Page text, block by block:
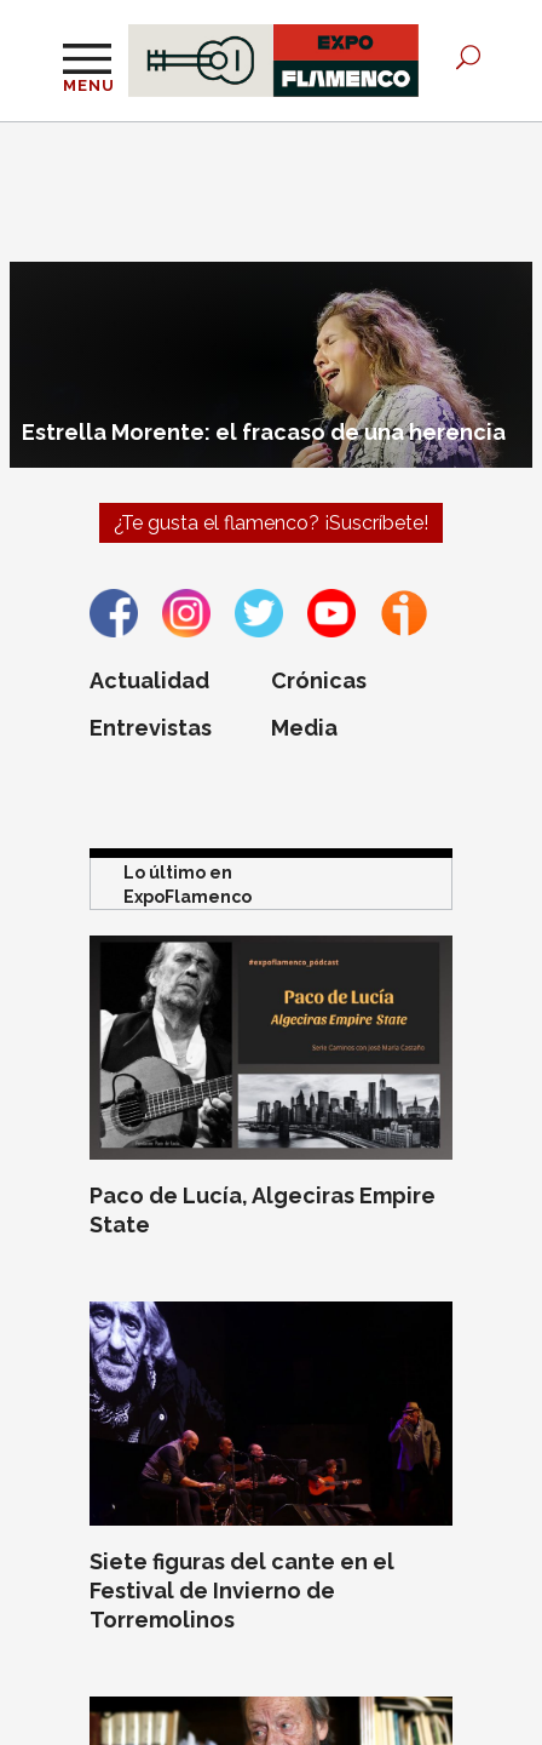
MENU
El mairenero Paco Candela es un ‘Alma de
pura raza’
¿Te gusta el flamenco? ¡Suscríbete!
Actualidad
Entrevistas
Crónicas
Media
Lo último en
ExpoFlamenco
Paco de Lucía, Algeciras Empire
State
Siete figuras del cante en el
Festival de Invierno de
Torremolinos